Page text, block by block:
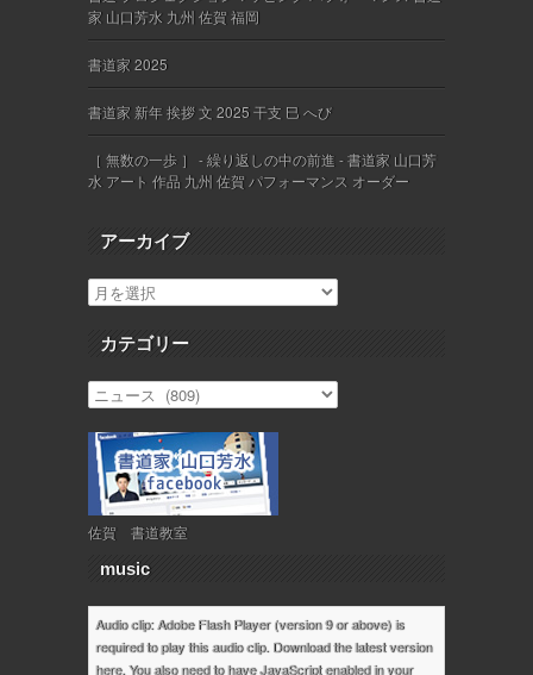
家 山口芳水 九州 佐賀 福岡
書道家 2025
書道家 新年 挨拶 文 2025 干支 巳 へび
［ 無数の一歩 ］ - 繰り返しの中の前進 - 書道家 山口芳
水 アート 作品 九州 佐賀 パフォーマンス オーダー
アーカイブ
カテゴリー
佐賀 書道教室
music
Audio clip: Adobe Flash Player (version 9 or above) is
required to play this audio clip. Download the latest version
here. You also need to have JavaScript enabled in your